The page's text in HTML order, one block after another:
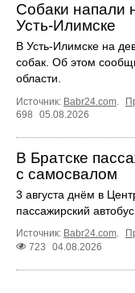
Собаки напали
Усть‑Илимске
В Усть‑Илимске на
собак. Об этом
области.
Источник: Babr24.com.
698
05.08.2026
В Братске
с самосвалом
3 августа днём в
пассажирский
Источник: Babr24.com.
723
04.08.2026